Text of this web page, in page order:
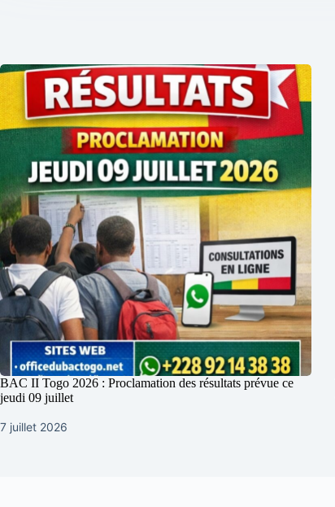
BAC II Togo 2026 : Proclamation des résultats prévue ce
jeudi 09 juillet
7 juillet 2026